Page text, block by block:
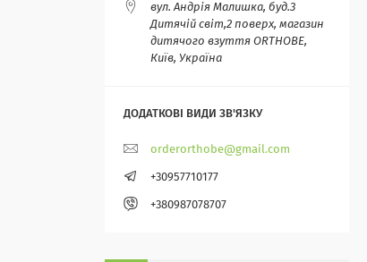
вул. Андрія Малишка, буд.3
Дитячій світ,2 поверх, магазин
дитячого взуття ORTHOBE,
Київ, Україна
orderorthobe@gmail.com
+30957710177
+380987078707